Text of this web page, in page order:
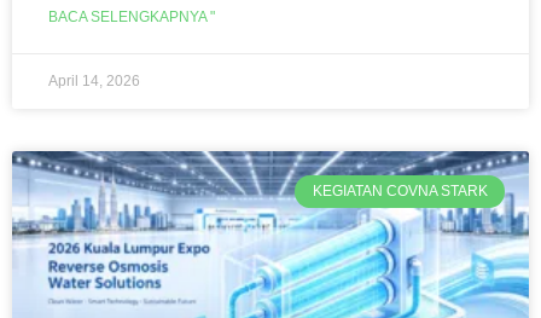
BACA SELENGKAPNYA "
April 14, 2026
KEGIATAN COVNA STARK